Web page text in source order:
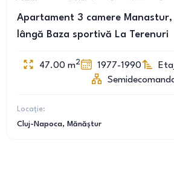
Apartament 3 camere Manastur,
lângă Baza sportivă La Terenuri
47.00 m2 1977-1990
Locație:
Cluj-Napoca, Mănăștur